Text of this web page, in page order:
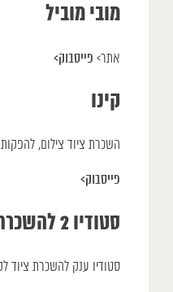
מובי מוביל
אתר> פייסבוק>
קינו
השכרת ציוד צילום, להפקות
פייסבוק>
סטודיו 2 להשכרת ארט
סטודיו ענק להשכרת ציוד